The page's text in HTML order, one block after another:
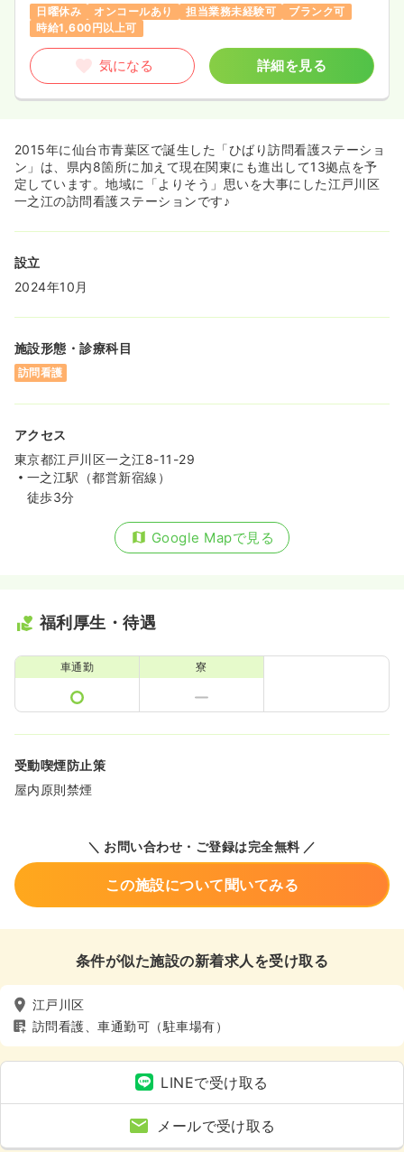
日曜休み
オンコールあり 担当業務未経験可
ブランク可
時給1,600円以上可
気になる 詳細を見る
2015年に仙台市青葉区で誕生した「ひばり訪問看護ステーショ
ン」は、県内8箇所に加えて現在関東にも進出して13拠点を予
定しています。地域に「よりそう」思いを大事にした江戸川区
一之江の訪問看護ステーションです♪
設立
2024年10月
施設形態・診療科目
訪問看護
アクセス
東京都江戸川区一之江8-11-29
一之江駅（都営新宿線）
徒歩3分
Google Mapで見る
福利厚生・待遇
車通勤 寮
受動喫煙防止策
屋内原則禁煙
＼ お問い合わせ・ご登録は完全無料 ／
この施設について聞いてみる
条件が似た施設の新着求人を受け取る
江戸川区
訪問看護、車通勤可（駐車場有）
LINEで受け取る
メールで受け取る